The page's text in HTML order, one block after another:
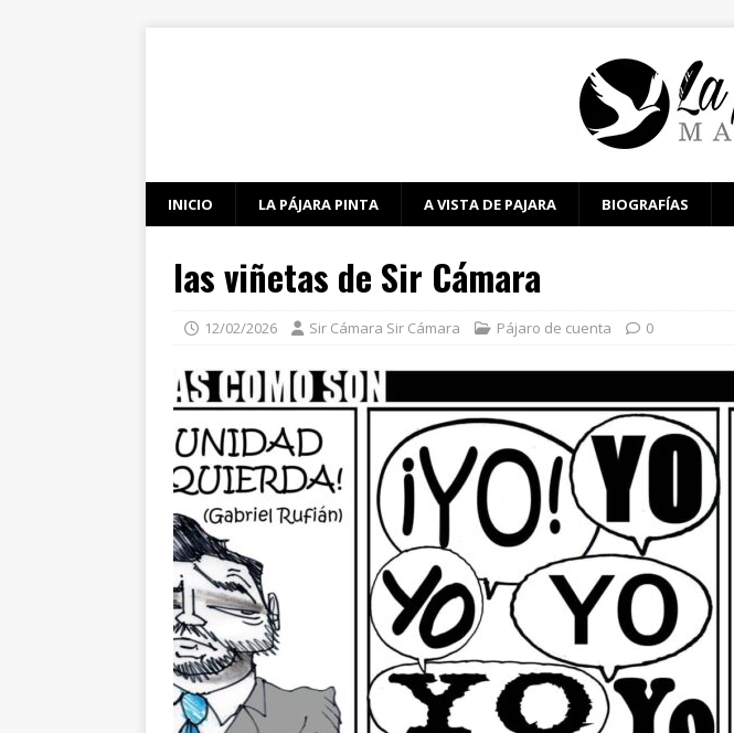
INICIO LA PÁJARA PINTA A VISTA DE PAJARA BIOGRAFÍAS
las viñetas de Sir Cámara
12/02/2026 Sir Cámara Sir Cámara Pájaro de cuenta 0